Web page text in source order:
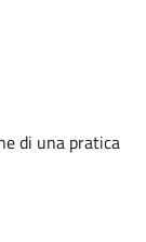
di una pratica